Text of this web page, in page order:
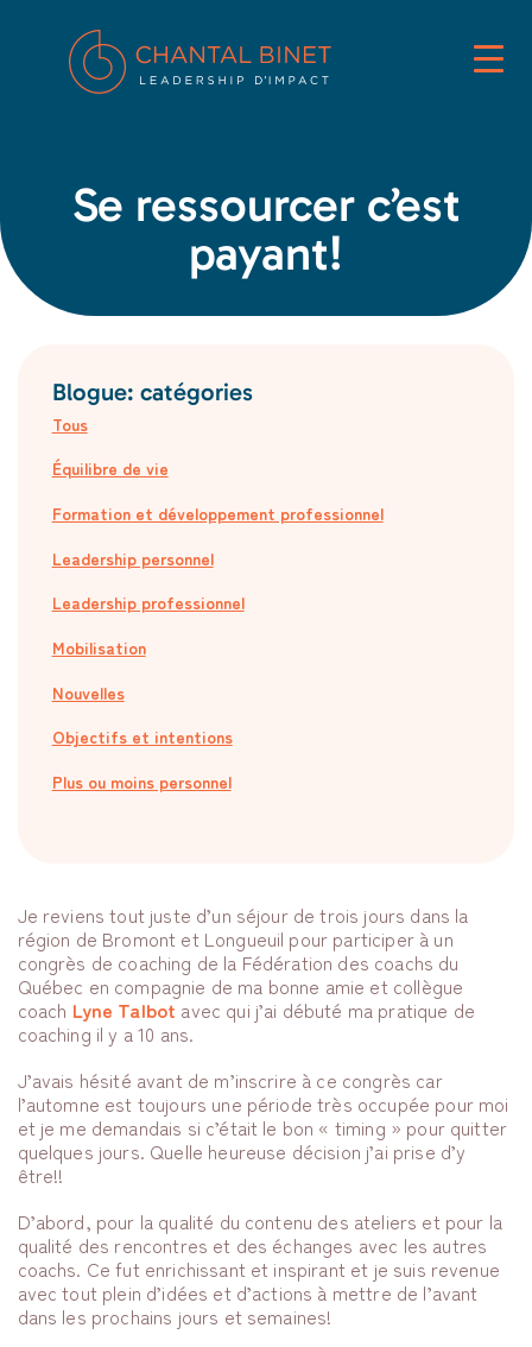
Se ressourcer c’est
payant!
Blogue: catégories
Tous
Équilibre de vie
Formation et développement professionnel
Leadership personnel
Leadership professionnel
Mobilisation
Nouvelles
Objectifs et intentions
Plus ou moins personnel
Je reviens tout juste d’un séjour de trois jours dans la
région de Bromont et Longueuil pour participer à un
congrès de coaching de la Fédération des coachs du
Québec en compagnie de ma bonne amie et collègue
coach Lyne Talbot avec qui j’ai débuté ma pratique de
coaching il y a 10 ans.
J’avais hésité avant de m’inscrire à ce congrès car
l’automne est toujours une période très occupée pour moi
et je me demandais si c’était le bon « timing » pour quitter
quelques jours. Quelle heureuse décision j’ai prise d’y
être!!
D’abord, pour la qualité du contenu des ateliers et pour la
qualité des rencontres et des échanges avec les autres
coachs. Ce fut enrichissant et inspirant et je suis revenue
avec tout plein d’idées et d’actions à mettre de l’avant
dans les prochains jours et semaines!